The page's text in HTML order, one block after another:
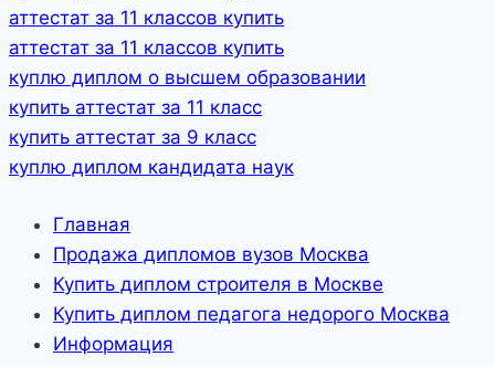
аттестат за 11 классов купить
аттестат за 11 классов купить
куплю диплом о высшем образовании
купить аттестат за 11 класс
купить аттестат за 9 класс
куплю диплом кандидата наук
Главная
Продажа дипломов вузов Москва
Купить диплом строителя в Москве
Купить диплом педагога недорого Москва
Информация